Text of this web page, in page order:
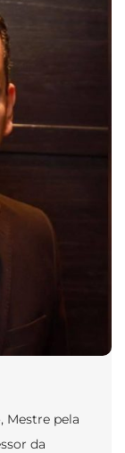
Mestre pela
da